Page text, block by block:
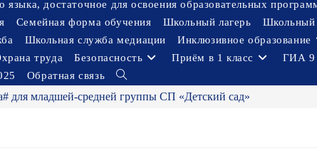
языка, достаточное для освоения образовательных
Семейная форма обучения Школьный лагерь Школьный
Школьная служба медиации Инклюзивное образование
труда Безопасность Приём в 1 класс ГИА 9
Обратная связь
Переключить
поиск
для младшей-средней группы СП «Детский сад»